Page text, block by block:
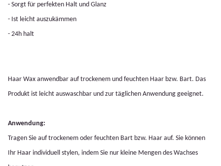
- Sorgt für perfekten Halt und Glanz
- Ist leicht auszukämmen
- 24h halt
Haar Wax anwendbar auf trockenem und feuchten Haar bzw. Bart. Das
Produkt ist leicht auswaschbar und zur täglichen Anwendung geeignet.
Anwendung:
Tragen Sie auf trockenem oder feuchten Bart bzw. Haar auf. Sie können
Ihr Haar individuell stylen, indem Sie nur kleine Mengen des Wachses